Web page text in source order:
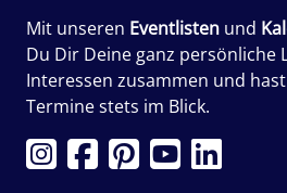
Mit unseren Eventlisten und
Du Dir Deine ganz persönliche
Interessen zusammen und
Termine stets im Blick.